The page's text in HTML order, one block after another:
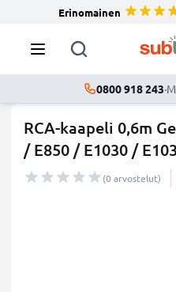
Erinomainen
0800 918 243·
RCA-kaapeli 0,6m
/ E850 / E1030 / E103
(0 arvostelut)